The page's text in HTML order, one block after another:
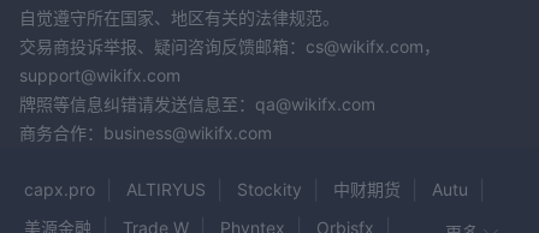
自觉遵守所在国家、地区有关的法律规范。
交易商投诉举报、疑问咨询反馈邮箱：cs@wikifx.com，
support@wikifx.com
牌照等信息纠错请发送信息至：qa@wikifx.com
商务合作：business@wikifx.com
capx.pro ALTIRYUS Stockity 中财期货
Autu
美源金融
Trade W Phyntex Orbisfx